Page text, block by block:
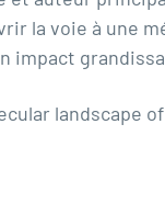
la voie à une
impact
landscape